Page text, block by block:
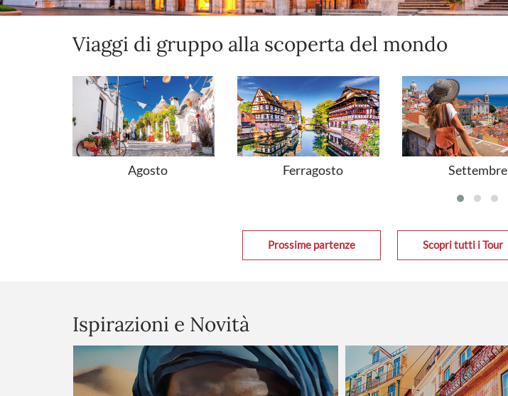
Viaggi di gruppo alla scoperta del mondo
Agosto Ferragosto Settembre
Prossime partenze Scopri tutti i Tour
Ispirazioni e Novità